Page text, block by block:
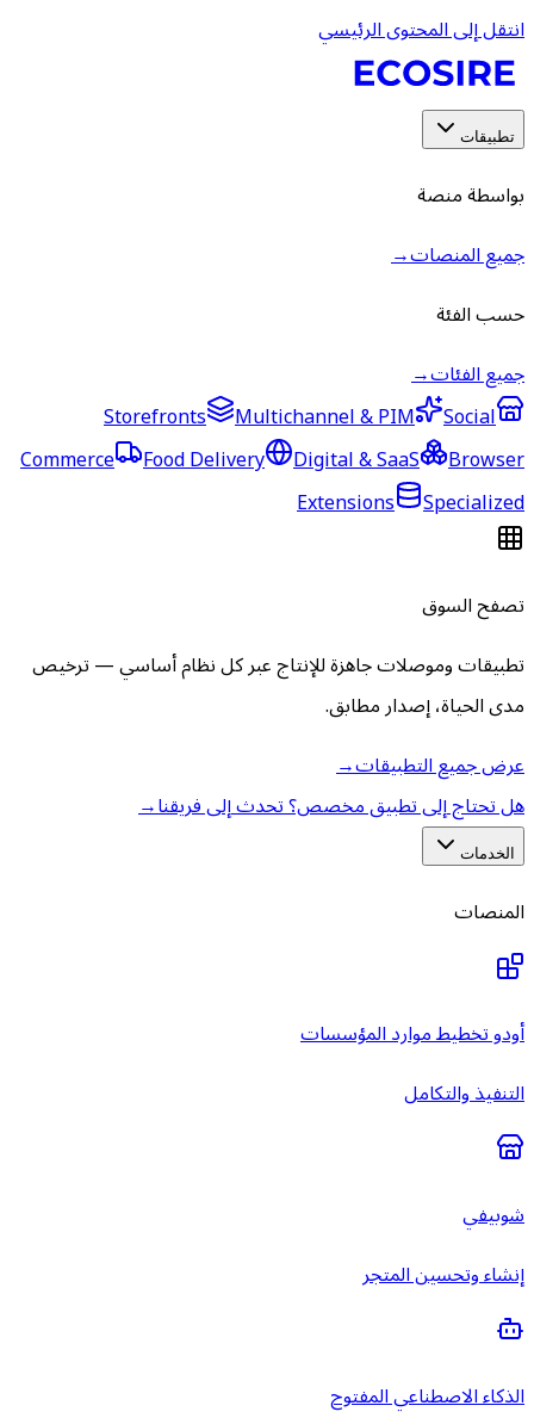
انتقل إلى المحتوى الرئيسي
تطبيقات
بواسطة منصة
جميع المنصات→
حسب الفئة
جميع الفئات→
Storefronts
Multichannel & PIM
Social
Commerce
Food Delivery Digital & SaaS
Browser
Extensions
Specialized
تصفح السوق
تطبيقات وموصلات جاهزة للإنتاج عبر كل نظام أساسي — ترخيص
مدى الحياة، إصدار مطابق.
عرض جميع التطبيقات→
هل تحتاج إلى تطبيق مخصص؟ تحدث إلى فريقنا→
الخدمات
المنصات
أودو تخطيط موارد المؤسسات
التنفيذ والتكامل
شوبيفي
إنشاء وتحسين المتجر
الذكاء الاصطناعي المفتوح